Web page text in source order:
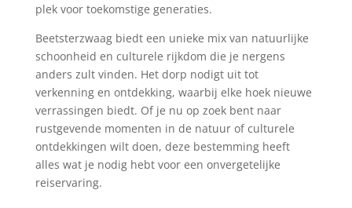
plek voor toekomstige generaties.
Beetsterzwaag biedt een unieke mix van natuurlijke
schoonheid en culturele rijkdom die je nergens
anders zult vinden. Het dorp nodigt uit tot
verkenning en ontdekking, waarbij elke hoek nieuwe
verrassingen biedt. Of je nu op zoek bent naar
rustgevende momenten in de natuur of culturele
ontdekkingen wilt doen, deze bestemming heeft
alles wat je nodig hebt voor een onvergetelijke
reiservaring.